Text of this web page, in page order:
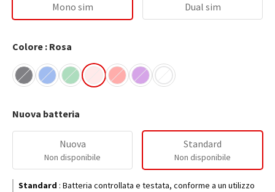
Mono sim Dual sim
Colore : Rosa
Nuova batteria
Nuova
Non disponibile
Standard
Non disponibile
Standard : Batteria controllata e testata, conforme a un utilizzo